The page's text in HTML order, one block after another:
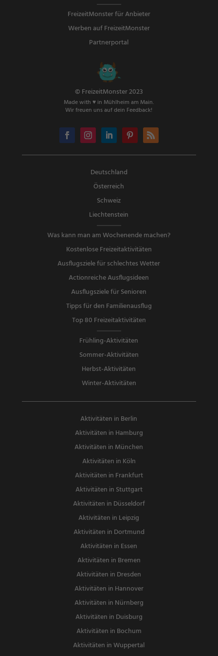
FreizeitMonster für Anbieter
Werben auf FreizeitMonster
Partnerportal
© FreizeitMonster 2023
Made with ♥ in Mühlheim am Main.
Wir freuen uns auf dein Feedback!
Deutschland
Österreich
Schweiz
Liechtenstein
Was kann man am Wochenende machen?
Kostenlose Freizeitaktivitäten
Ausflugsziele für schlechtes Wetter
Actionreiche Ausflugsideen
Ausflugsziele für Senioren
Tipps für den Familienausflug
Top 80 Freizeitaktivitäten
Frühling-Aktivitäten
Sommer-Aktivitäten
Herbst-Aktivitäten
Winter-Aktivitäten
Aktivitäten in Berlin
Aktivitäten in Hamburg
Aktivitäten in München
Aktivitäten in Köln
Aktivitäten in Frankfurt
Aktivitäten in Stuttgart
Aktivitäten in Düsseldorf
Aktivitäten in Leipzig
Aktivitäten in Dortmund
Aktivitäten in Essen
Aktivitäten in Bremen
Aktivitäten in Dresden
Aktivitäten in Hannover
Aktivitäten in Nürnberg
Aktivitäten in Duisburg
Aktivitäten in Bochum
Aktivitäten in Wuppertal